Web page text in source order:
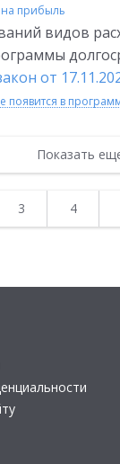
прибыль
видов
от
появится в
Показать
3 4